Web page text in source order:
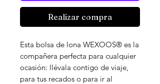
Realizar compra
Esta bolsa de lona WEXOOS® es la
compañera perfecta para cualquier
ocasión: llévala contigo de viaje,
para tus recados o para ir al